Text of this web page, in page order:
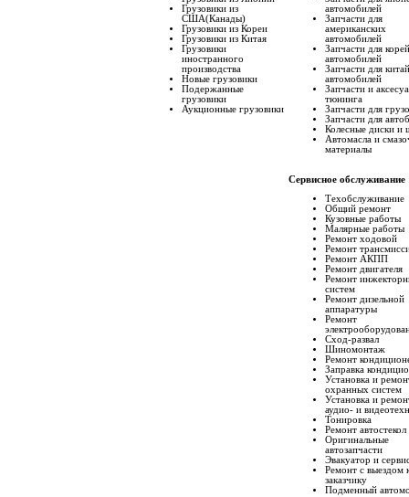
Грузовики из
США(Канады)
Грузовики из Кореи
Грузовики из Китая
Грузовики
иностранного
производства
Новые грузовики
Подержанные
грузовики
Аукционные грузовики
автомобилей
Запчасти для
американских
автомобилей
Запчасти для
автомобилей
Запчасти для
автомобилей
Запчасти и
тюнинга
Запчасти для
Запчасти для
Колесные диски и
Автомасла и
материалы
Сервисное обслуживание
Техобслуживание
Общий ремонт
Кузовные работы
Малярные работы
Ремонт ходовой
Ремонт
Ремонт АКПП
Ремонт двигателя
Ремонт
систем
Ремонт дизельной
аппаратуры
Ремонт
Сход-развал
Шиномонтаж
Ремонт
Заправка
Установка и
охранных систем
Установка и
аудио- и
Тонировка
Ремонт автостекол
Оригинальные
автозапчасти
Эвакуатор и
Ремонт с выездом
заказчику
Подменный